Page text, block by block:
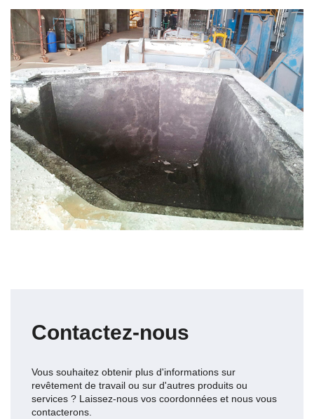
Contactez-nous
Vous souhaitez obtenir plus d'informations sur
revêtement de travail ou sur d'autres produits ou
services ? Laissez-nous vos coordonnées et nous vous
contacterons.